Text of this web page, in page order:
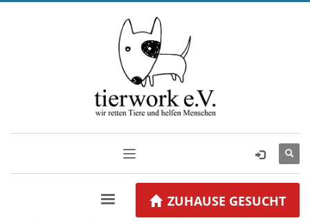
ZUHAUSE GESUCHT